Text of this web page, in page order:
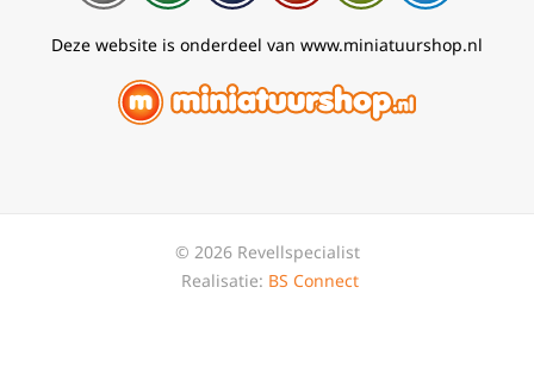
Deze website is onderdeel van www.miniatuurshop.nl
© 2026 Revellspecialist
Realisatie: BS Connect